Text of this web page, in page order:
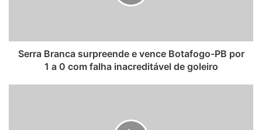
Serra Branca surpreende e vence Botafogo-PB por
1 a 0 com falha inacreditável de goleiro